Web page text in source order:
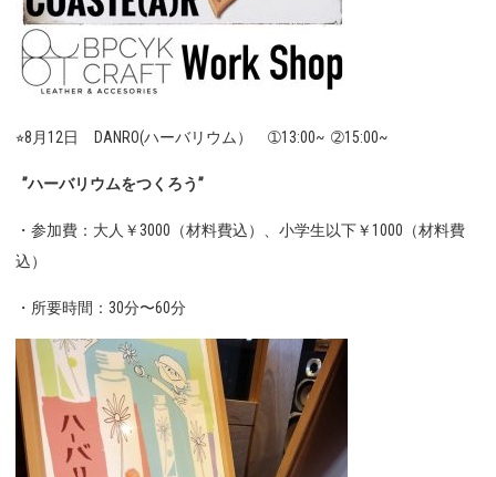
⭐︎8月12日 DANRO(ハーバリウム） ➀13:00~ ➁15:00~
”ハーバリウムをつくろう”
・参加費：大人￥3000（材料費込）、小学生以下￥1000（材料費
込）
・所要時間：30分〜60分